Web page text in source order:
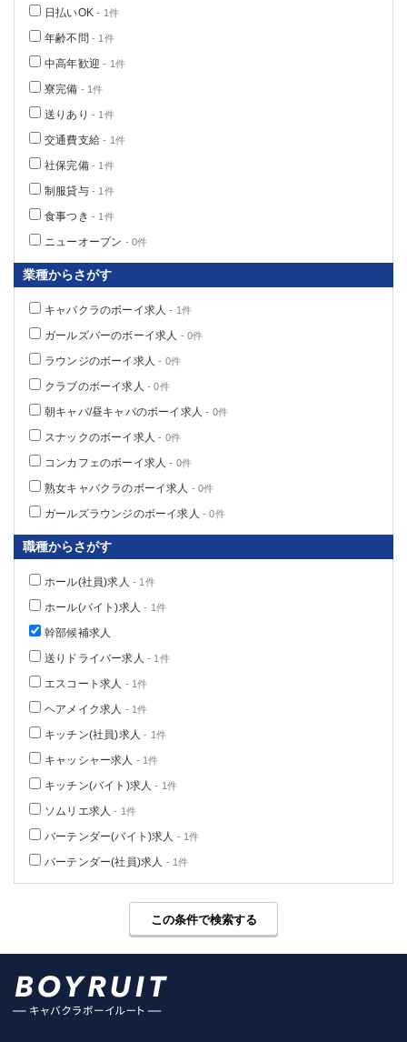
日払いOK - 1件
年齢不問 - 1件
中高年歓迎 - 1件
寮完備 - 1件
送りあり - 1件
交通費支給 - 1件
社保完備- 1件
制服貸与- 1件
食事つき - 1件
ニューオープン - 0件
業種からさがす
キャバクラのボーイ求人 - 1件
ガールズバーのボーイ求人 - 0件
ラウンジのボーイ求人 - 0件
クラブのボーイ求人 - 0件
朝キャバ/昼キャバのボーイ求人 - 0件
スナックのボーイ求人 - 0件
コンカフェのボーイ求人 - 0件
熟女キャバクラのボーイ求人 - 0件
ガールズラウンジのボーイ求人 - 0件
職種からさがす
ホール(社員)求人 - 1件
ホール(バイト)求人 - 1件
幹部候補求人
送りドライバー求人 - 1件
エスコート求人 - 1件
ヘアメイク求人 - 1件
キッチン(社員)求人 - 1件
キャッシャー求人 - 1件
キッチン(バイト)求人 - 1件
ソムリエ求人 - 1件
バーテンダー(バイト)求人 - 1件
バーテンダー(社員)求人 - 1件
この条件で検索する
草加
所沢
獨協大学前＜草加松原＞
春日部
蕨
船橋
成田
千葉
西船橋
佐倉
柏（西口）
木更津
柏（東口）
下総中山
茂原
栃木県
東武宇都宮（宇都宮西口）
茨城県
群馬県
高崎
0